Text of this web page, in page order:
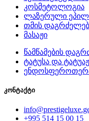
კოსმეტოლოგია
ლაზერული
თმის
მასაჟი
წამწამების
ტატუსა და
კონტაქტი
+995 514 15 00 15